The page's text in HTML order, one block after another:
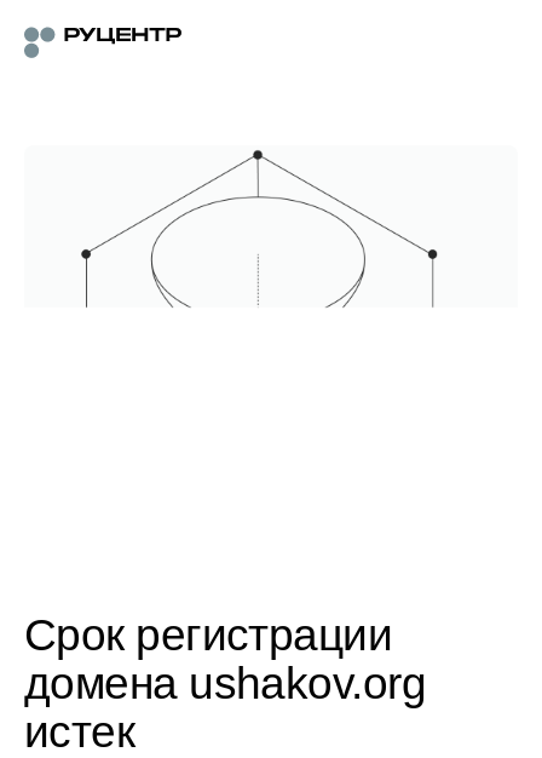
Срок регистрации
домена ushakov.org
истек